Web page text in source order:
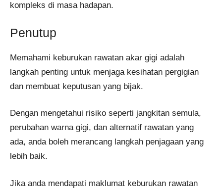
kompleks di masa hadapan.
Penutup
Memahami keburukan rawatan akar gigi adalah
langkah penting untuk menjaga kesihatan pergigian
dan membuat keputusan yang bijak.
Dengan mengetahui risiko seperti jangkitan semula,
perubahan warna gigi, dan alternatif rawatan yang
ada, anda boleh merancang langkah penjagaan yang
lebih baik.
Jika anda mendapati maklumat keburukan rawatan